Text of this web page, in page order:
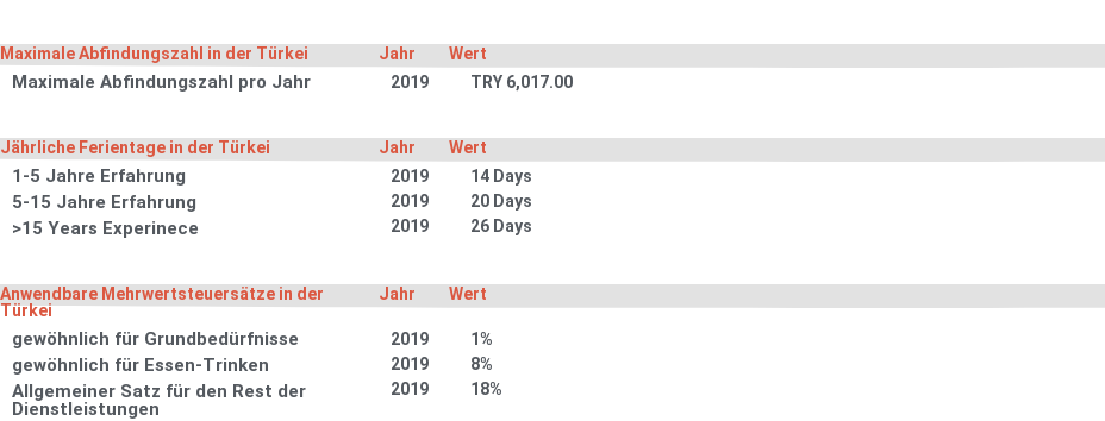
Maximale Abfindungszahl in der Türkei Jahr Wert
Maximale Abfindungszahl pro Jahr 2019 TRY 6,017.00
Jährliche Ferientage in der Türkei Jahr Wert
1-5 Jahre Erfahrung
5-15 Jahre Erfahrung
>15 Years Experinece
2019
2019
2019
14 Days
20 Days
26 Days
Anwendbare Mehrwertsteuersätze in der
Türkei
Jahr Wert
gewöhnlich für Grundbedürfnisse
gewöhnlich für Essen-Trinken
Allgemeiner Satz für den Rest der
Dienstleistungen
2019
2019
2019
1%
8%
18%